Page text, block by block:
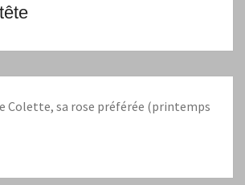
Colette, sa rose préférée (printemps